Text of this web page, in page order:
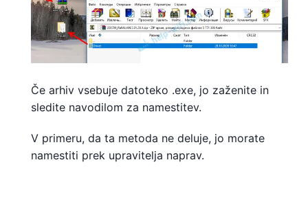
Če arhiv vsebuje datoteko .exe, jo zaženite in
sledite navodilom za namestitev.
V primeru, da ta metoda ne deluje, jo morate
namestiti prek upravitelja naprav.